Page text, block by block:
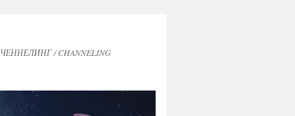
ЧЕННЕЛИНГ / CHANNELING